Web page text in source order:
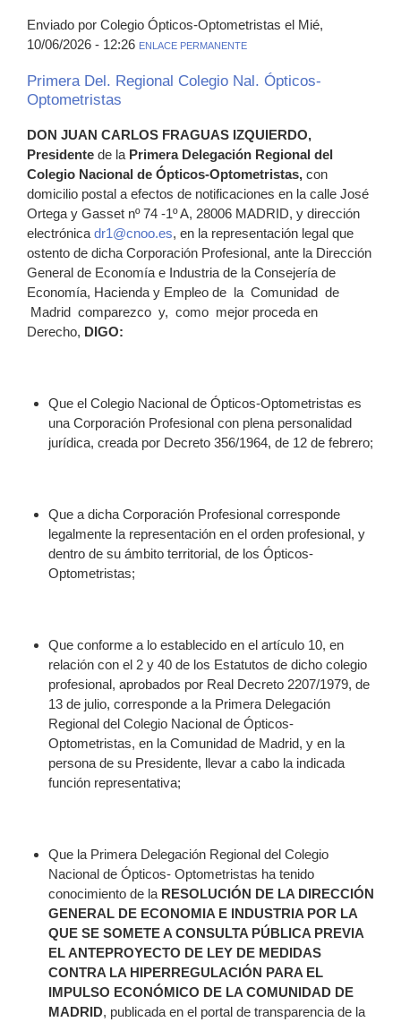
Enviado por Colegio Ópticos-Optometristas el Mié,
10/06/2026 - 12:26 ENLACE PERMANENTE
Primera Del. Regional Colegio Nal. Ópticos-
Optometristas
DON JUAN CARLOS FRAGUAS IZQUIERDO,
Presidente de la Primera Delegación Regional del
Colegio Nacional de Ópticos-Optometristas, con
domicilio postal a efectos de notificaciones en la calle José
Ortega y Gasset nº 74 -1º A, 28006 MADRID, y dirección
electrónica dr1@cnoo.es, en la representación legal que
ostento de dicha Corporación Profesional, ante la Dirección
General de Economía e Industria de la Consejería de
Economía, Hacienda y Empleo de la Comunidad de
Madrid comparezco y, como mejor proceda en
Derecho, DIGO:
Que el Colegio Nacional de Ópticos-Optometristas es
una Corporación Profesional con plena personalidad
jurídica, creada por Decreto 356/1964, de 12 de febrero;
Que a dicha Corporación Profesional corresponde
legalmente la representación en el orden profesional, y
dentro de su ámbito territorial, de los Ópticos-
Optometristas;
Que conforme a lo establecido en el artículo 10, en
relación con el 2 y 40 de los Estatutos de dicho colegio
profesional, aprobados por Real Decreto 2207/1979, de
13 de julio, corresponde a la Primera Delegación
Regional del Colegio Nacional de Ópticos-
Optometristas, en la Comunidad de Madrid, y en la
persona de su Presidente, llevar a cabo la indicada
función representativa;
Que la Primera Delegación Regional del Colegio
Nacional de Ópticos- Optometristas ha tenido
conocimiento de la RESOLUCIÓN DE LA DIRECCIÓN
GENERAL DE ECONOMIA E INDUSTRIA POR LA
QUE SE SOMETE A CONSULTA PÚBLICA PREVIA
EL ANTEPROYECTO DE LEY DE MEDIDAS
CONTRA LA HIPERREGULACIÓN PARA EL
IMPULSO ECONÓMICO DE LA COMUNIDAD DE
MADRID, publicada en el portal de transparencia de la